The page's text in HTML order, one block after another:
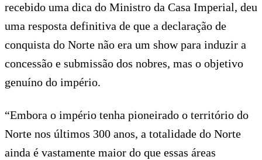
recebido uma dica do Ministro da Casa Imperial, deu
uma resposta definitiva de que a declaração de
conquista do Norte não era um show para induzir a
concessão e submissão dos nobres, mas o objetivo
genuíno do império.
“Embora o império tenha pioneirado o território do
Norte nos últimos 300 anos, a totalidade do Norte
ainda é vastamente maior do que essas áreas